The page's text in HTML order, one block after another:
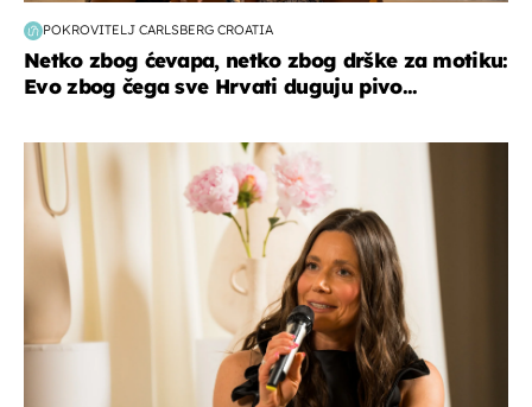
POKROVITELJ CARLSBERG CROATIA
Netko zbog ćevapa, netko zbog drške za motiku:
Evo zbog čega sve Hrvati duguju pivo...
moda & ljepota